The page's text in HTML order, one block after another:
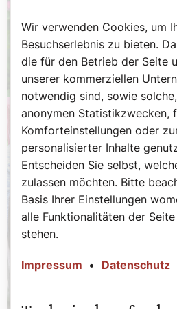
Wir verwenden Cookies, um
Besuchserlebnis zu bieten.
die für den Betrieb der Seite
unserer kommerziellen
notwendig sind, sowie
anonymen Statistikzwecken,
Komforteinstellungen oder
personalisierter Inhalte
Entscheiden Sie selbst,
zulassen möchten. Bitte
Basis Ihrer Einstellungen
alle Funktionalitäten der
stehen.
Impressum • Datenschutz